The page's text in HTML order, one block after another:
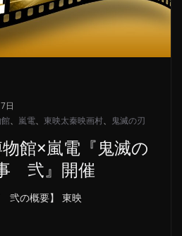
日
、 嵐電、 東映太秦映画村、 鬼滅の刃
館×嵐電『鬼滅の
弐』開催
弐の概要】 東映